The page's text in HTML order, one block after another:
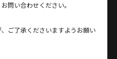
問い合わせください。
ご了承くださいますようお願い